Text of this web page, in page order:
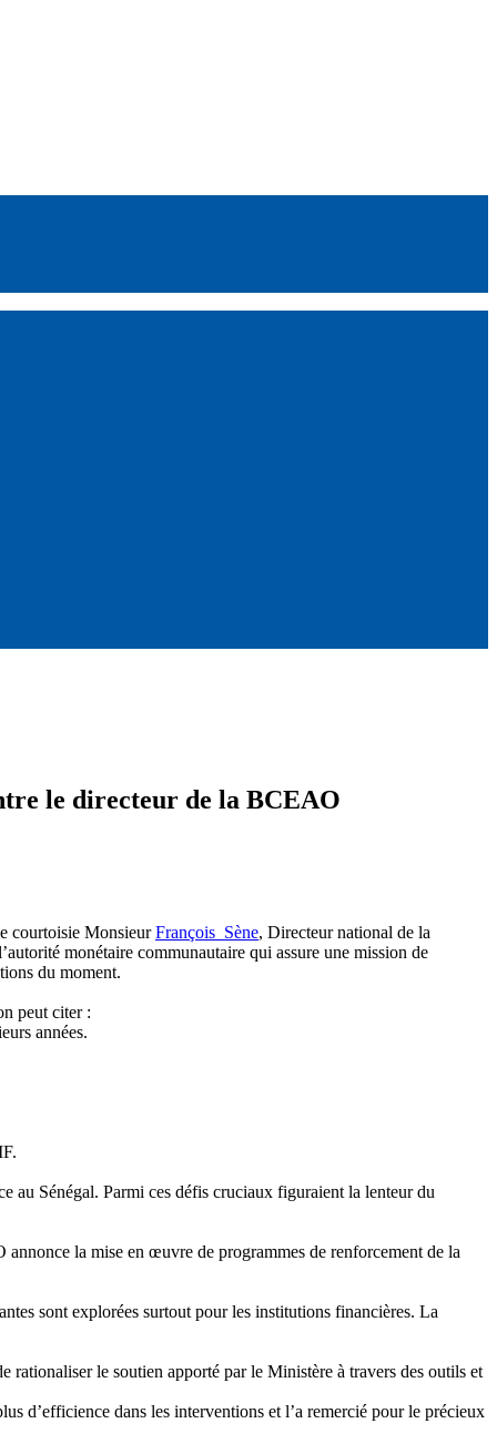
le directeur de la BCEAO
courtoisie MonsieurFrançois_Sène, Directeur national de la
monétaire communautaire qui assure une mission de
du moment.
peut citer :
années.
au Sénégal. Parmi ces défis cruciaux figuraient la lenteur du
la mise en œuvre de programmes de renforcement de la
sont explorées surtout pour les institutions financières. La
le soutien apporté par le Ministère à travers des outils et
d’efficience dans les interventions et l’a remercié pour le précieux